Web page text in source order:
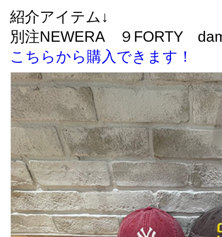
紹介アイテム↓
別注NEWERA ９FORTY
こちらから購入できます！